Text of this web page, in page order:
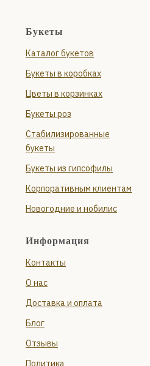
Букеты
Каталог букетов
Букеты в коробках
Цветы в корзинках
Букеты роз
Стабилизированные
букеты
Букеты из гипсофилы
Корпоративным клиентам
Новогодние и нобилис
Информация
Контакты
О нас
Доставка и оплата
Блог
Отзывы
Политика